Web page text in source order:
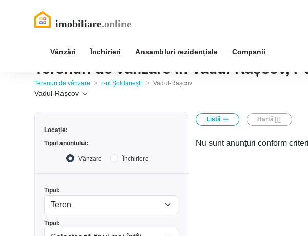
Vânzări Închirieri Ansambluri rezidențiale Companii
Terenuri de vânzare în Vadul-Rașcov,
Terenuri de vânzare > r-ul Șoldanești > Vadul-Rașcov
Vadul-Rașcov
Locație:
Tipul anunțului:
Vânzare Închiriere
Tipul:
Tipul:
Listă Hartă
Nu sunt anunțuri conform